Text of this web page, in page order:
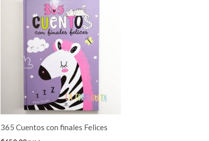
365 Cuentos con finales Felices